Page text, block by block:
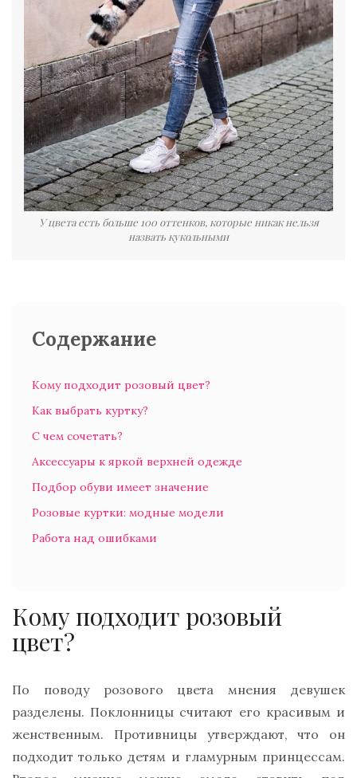
У цвета есть больше 100 оттенков, которые никак нельзя
назвать кукольными
Содержание
Кому подходит розовый цвет?
Как выбрать куртку?
С чем сочетать?
Аксессуары к яркой верхней одежде
Подбор обуви имеет значение
Розовые куртки: модные модели
Работа над ошибками
Кому подходит розовый
цвет?
По поводу розового цвета мнения девушек
разделены. Поклонницы считают его красивым и
женственным. Противницы утверждают, что он
подходит только детям и гламурным принцессам.